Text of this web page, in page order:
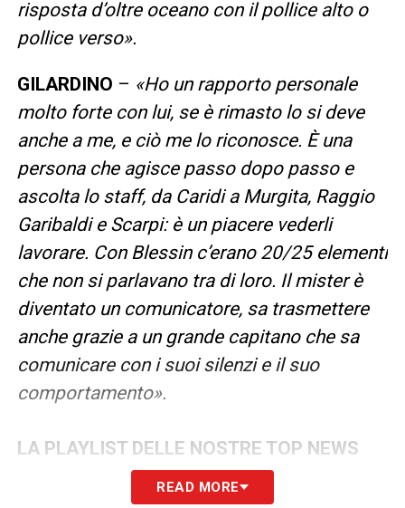
risposta d’oltre oceano con il pollice alto o
pollice verso».
GILARDINO – «Ho un rapporto personale
molto forte con lui, se è rimasto lo si deve
anche a me, e ciò me lo riconosce. È una
persona che agisce passo dopo passo e
ascolta lo staff, da Caridi a Murgita, Raggio
Garibaldi e Scarpi: è un piacere vederli
lavorare. Con Blessin c’erano 20/25 elementi
che non si parlavano tra di loro. Il mister è
diventato un comunicatore, sa trasmettere
anche grazie a un grande capitano che sa
comunicare con i suoi silenzi e il suo
comportamento».
LA PLAYLIST DELLE NOSTRE TOP NEWS
READ MORE